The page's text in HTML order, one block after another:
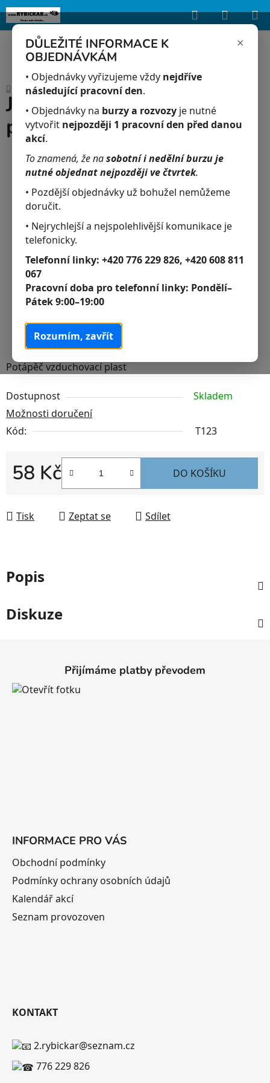
×
DŮLEŽITÉ INFORMACE K
OBJEDNÁVKÁM
• Objednávky vyřizujeme vždy nejdříve
následující pracovní den.
• Objednávky na burzy a rozvozy je nutné
vytvořit nejpozději 1 pracovní den před danou
akcí.
To znamená, že nasobotní i nedělní burzu je
nutné objednat nejpozději ve čtvrtek.
• Pozdější objednávky už bohužel nemůžeme
doručit.
• Nejrychlejší a nejspolehlivější komunikace je
telefonicky.
Telefonní linky: +420 776 229 826, +420 608 811
067
Pracovní doba pro telefonní linky: Pondělí–
Pátek 9:00–19:00
Rozumím, zavřít
Upozorňujeme, že uvedená skladová dostupnost je orientační a může se
lišit podle aktuálních objednávek a prodeje v reálném čase.
obsah
Hledat
KOŠÍK
DomůAkvaristika / JK-Potápěč vzduchovací plast
Potápěč vzduchovací plast
Dostupnost
Skladem
Možnosti doručení
Kód:
T123
58 Kč
Měrná cena:
DO KOŠÍKU
Tisk Zeptat se Sdílet
JK-Potápěč vzduchovací
plast
Popis
Diskuze
Přijímáme platby převodem
INFORMACE PRO VÁS
Obchodní podmínky
Podmínky ochrany osobních údajů
Kalendář akcí
Seznam provozoven
KONTAKT
2.rybickar@seznam.cz
776 229 826